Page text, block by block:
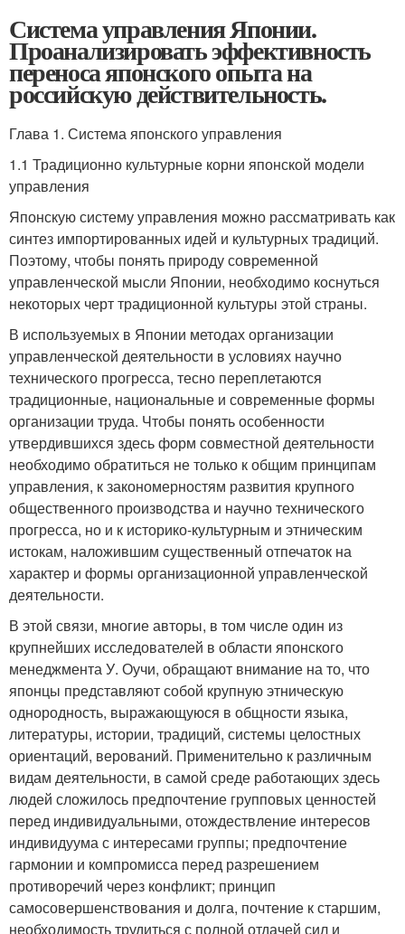
Система управления Японии.
Проанализировать эффективность
переноса японского опыта на
российскую действительность.
Глава 1. Система японского управления
1.1 Традиционно культурные корни японской модели
управления
Японскую систему управления можно рассматривать как
синтез импортированных идей и культурных традиций.
Поэтому, чтобы понять природу современной
управленческой мысли Японии, необходимо коснуться
некоторых черт традиционной культуры этой страны.
В используемых в Японии методах организации
управленческой деятельности в условиях научно
технического прогресса, тесно переплетаются
традиционные, национальные и современные формы
организации труда. Чтобы понять особенности
утвердившихся здесь форм совместной деятельности
необходимо обратиться не только к общим принципам
управления, к закономерностям развития крупного
общественного производства и научно технического
прогресса, но и к историко-культурным и этническим
истокам, наложившим существенный отпечаток на
характер и формы организационной управленческой
деятельности.
В этой связи, многие авторы, в том числе один из
крупнейших исследователей в области японского
менеджмента У. Оучи, обращают внимание на то, что
японцы представляют собой крупную этническую
однородность, выражающуюся в общности языка,
литературы, истории, традиций, системы целостных
ориентаций, верований. Применительно к различным
видам деятельности, в самой среде работающих здесь
людей сложилось предпочтение групповых ценностей
перед индивидуальными, отождествление интересов
индивидуума с интересами группы; предпочтение
гармонии и компромисса перед разрешением
противоречий через конфликт; принцип
самосовершенствования и долга, почтение к старшим,
необходимость трудиться с полной отдачей сил и